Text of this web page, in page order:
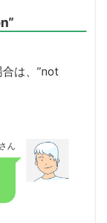
合は、”not
ん